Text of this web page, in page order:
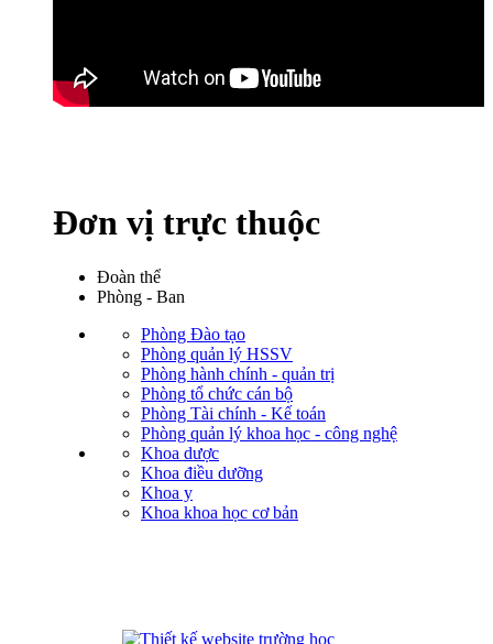
Đơn vị trực thuộc
Đoàn thể
Phòng - Ban
Phòng Đào tạo
Phòng quản lý HSSV
Phòng hành chính - quản trị
Phòng tổ chức cán bộ
Phòng Tài chính - Kế toán
Phòng quản lý khoa học - công nghệ
Khoa dược
Khoa điều dưỡng
Khoa y
Khoa khoa học cơ bản